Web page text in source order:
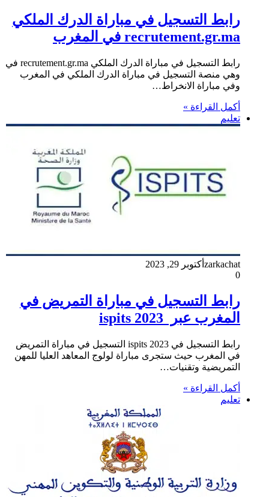
رابط التسجيل في مباراة الدرك الملكي
recrutement.gr.ma في المغرب
رابط التسجيل في مباراة الدرك الملكي recrutement.gr.ma في
وهي منصة التسجيل في مباراة الدرك الملكي في المغرب
وفي مباراة الانخراط…
أكمل القراءة »
تعليم
zarkachat أكتوبر 29, 2023
0
رابط التسجيل في مباراة التمريض في
المغرب عبر ispits 2023
رابط التسجيل في ispits 2023 التسجيل في مباراة التمريض
في المغرب حيث ستجرى مباراة لولوج المعاهد العليا للمهن
التمريضية وتقنيات…
أكمل القراءة »
تعليم